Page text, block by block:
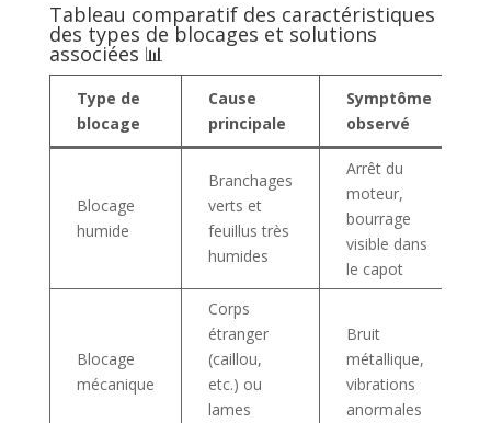
Tableau comparatif des caractéristiques
des types de blocages et solutions
associées 📊
Type de
blocage
Cause
principale
Symptôme
observé
Blocage
humide
Branchages
verts et
feuillus très
humides
Arrêt du
moteur,
bourrage
visible dans
le capot
Blocage
mécanique
Corps
étranger
(caillou,
etc.) ou
lames
Bruit
métallique,
vibrations
anormales